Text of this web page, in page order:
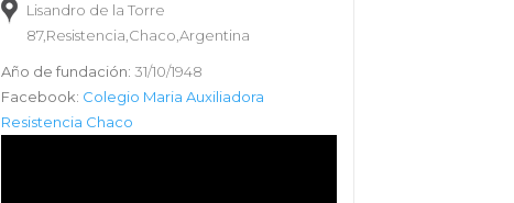
Lisandro de la Torre
87,Resistencia,Chaco,Argentina
Año de fundación: 31/10/1948
Facebook: Colegio Maria Auxiliadora
Resistencia Chaco